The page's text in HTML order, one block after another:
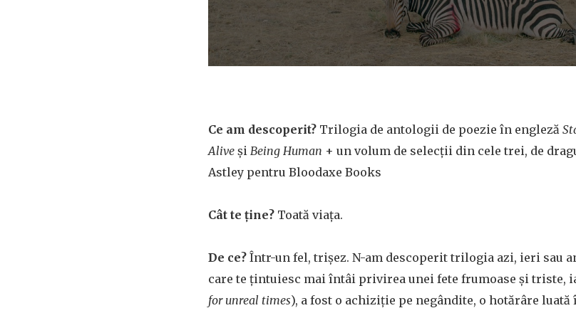
Ce am descoperit? Trilogia de antologii de poezie în engleză
Alive și Being Human + un volum de selecții din cele trei, de
Astley pentru Bloodaxe Books
Cât te ține? Toată viața.
De ce? Într-un fel, trișez. N-am descoperit trilogia azi, ieri sau
care te țintuiesc mai întâi privirea unei fete frumoase și triste,
for unreal times), a fost o achiziție pe negândite, o hotărâre luată